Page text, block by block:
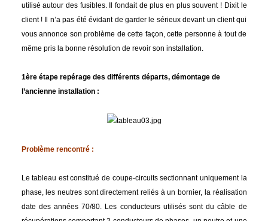
utilisé autour des fusibles. Il fondait de plus en plus souvent ! Dixit le
client ! Il n’a pas été évidant de garder le sérieux devant un client qui
vous annonce son problème de cette façon, cette personne à tout de
même pris la bonne résolution de revoir son installation.
1ère étape repérage des différents départs, démontage de
l’ancienne installation :
Problème rencontré :
Le tableau est constitué de coupe-circuits sectionnant uniquement la
phase, les neutres sont directement reliés à un bornier, la réalisation
date des années 70/80. Les conducteurs utilisés sont du câble de